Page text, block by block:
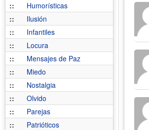
::
Humorísticas
::
Ilusión
::
Infantiles
::
Locura
::
Mensajes de Paz
::
Miedo
::
Nostalgia
::
Olvido
::
Parejas
::
Patrióticos